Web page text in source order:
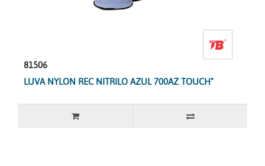
81506
LUVA NYLON REC NITRILO AZUL 700AZ TOUCH"